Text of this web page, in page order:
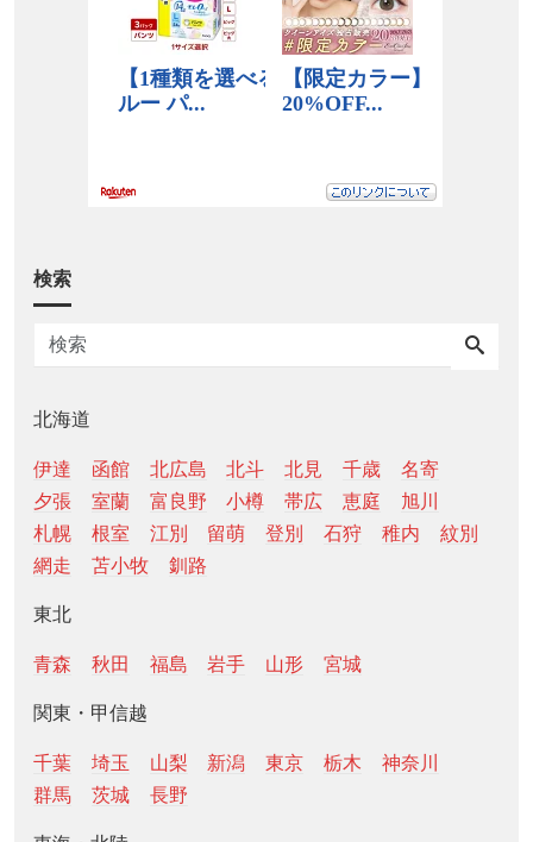
検索
北海道
伊達 函館 北広島 北斗 北見 千歳
名寄
夕張
室蘭 富良野 小樽 帯広 恵庭
旭川
札幌
根室 江別 留萌 登別 石狩 稚内
紋別
網走
苫小牧 釧路
東北
青森 秋田 福島 岩手 山形 宮城
関東・甲信越
千葉 埼玉 山梨 新潟 東京 栃木
神奈川
群馬
茨城 長野